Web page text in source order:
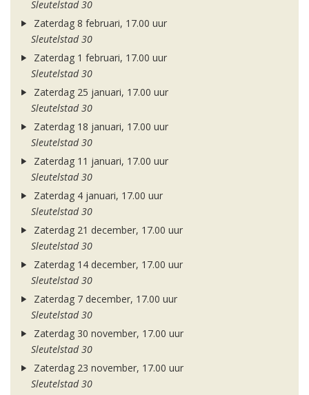
Sleutelstad 30
Zaterdag 8 februari, 17.00 uur
Sleutelstad 30
Zaterdag 1 februari, 17.00 uur
Sleutelstad 30
Zaterdag 25 januari, 17.00 uur
Sleutelstad 30
Zaterdag 18 januari, 17.00 uur
Sleutelstad 30
Zaterdag 11 januari, 17.00 uur
Sleutelstad 30
Zaterdag 4 januari, 17.00 uur
Sleutelstad 30
Zaterdag 21 december, 17.00 uur
Sleutelstad 30
Zaterdag 14 december, 17.00 uur
Sleutelstad 30
Zaterdag 7 december, 17.00 uur
Sleutelstad 30
Zaterdag 30 november, 17.00 uur
Sleutelstad 30
Zaterdag 23 november, 17.00 uur
Sleutelstad 30